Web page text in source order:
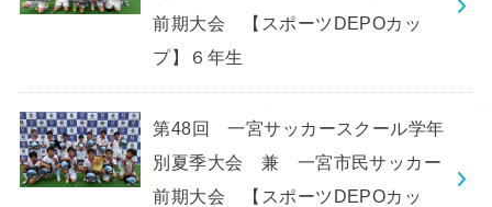
前期大会 【スポーツDEPOカッ
プ】６年生
第48回 一宮サッカースクール学年
別夏季大会 兼 一宮市民サッカー
前期大会 【スポーツDEPOカッ